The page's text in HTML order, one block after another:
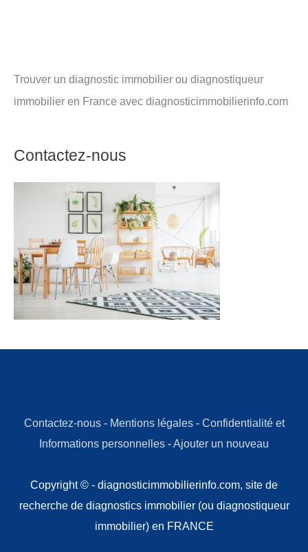
Trouver un diagnostic immobilier ou diagnostiqueur
immobilier en France avec diagnosticimmobilierinfo.com
Contactez-nous
Contactez-nous- Mentions légales- Confidentialité et
Informations personnelles -Ajouter un nouveau
Copyright © - diagnosticimmobilierinfo.com, site de
recherche de diagnostics immobilier (ou diagnostiqueur
immobilier) en FRANCE